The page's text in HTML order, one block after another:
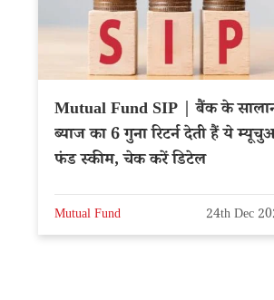
Mutual Fund SIP | बैंक के
ब्याज का 6 गुना रिटर्न देती हैं ये
फंड स्कीम, चेक करें डिटेल
Mutual Fund 24th Dec